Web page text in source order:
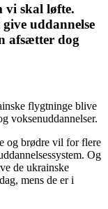
vi skal løfte.
uddannelse
afsætter dog
flygtninge blive
voksenuddannelser.
og brødre vil for flere
Og
de ukrainske
mens de er i